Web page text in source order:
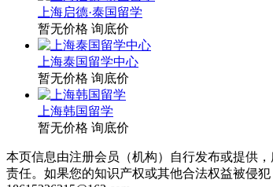
上海启德·泰国留学
暂无价格 询底价
上海泰国留学中心
暂无价格 询底价
上海韩国留学
暂无价格 询底价
本页信息由注册会员（机构）自行发布或提供
责任。如果您的知识产权或其他合法权益被侵